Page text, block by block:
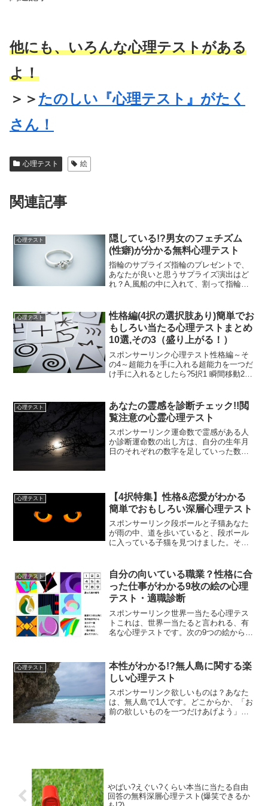
他にも、いろんな心理テストがある
よ！
＞＞ たのしい『心理テスト』がたく
さん！
心理テスト 絵
関連記事
心理テスト
隠している!?男女のフェチズム
(性癖)が分かる無料心理テスト
指輪のサプライズ指輪のプレゼントで、
あなたが良いと思うサプライズ演出はど
れ？A,風船の中に入れて、割って指輪を
り付けで指輪をプレゼント↓↓↓↓↓↓↓↓この
心理テス...
心理テスト
性格編(4択の選択肢あり)簡単でお
もしろい当たる心理テストまとめ
10選,その3（盛り上がる！）
スポンサーリンク心理テスト性格編～そ
の4～超能力を手に入れる超能力を一つだ
け手に入れるとしたら?5択1 瞬間移動2
スが分かります。1 体力2 性的能力3 ...
心理テスト
あなたの霊感を診断チェック!!閲
覧注意の心霊心理テスト
スポンサーリンク運命数で霊感がある人
か診断運命数の出し方は、自分の生年月
日のそれぞれの数字を足していった数字
心理テスト
【4択特集】性格&恋愛がわかる
簡単でおもしろい深層心理テスト
スポンサーリンク段ボールと子猫あなた
が雨の中、道を歩いていると、段ボール
に入っている子猫を見つけました。その
づくろいをしているD,こちらを、じっと
見つめている↓↓...
心理テスト
自分の向いている職業？性格に合
った仕事がわかる9枚の絵の心理
テスト・適職診断
スポンサーリンク世界一当たる心理テス
トこれは、世界一当たると言われる、有
名な心理テストです。次の9つの絵から、
忘れていない天真爛漫悩みという悩みが
なく、幸せを...
心理テスト
本性がわかる!?無人島に関する楽
しい心理テスト
スポンサーリンク欲しいものは？あなた
は、無人島で1人です。どこからか、「お
前の欲しいものを一つだけあげよう」と
やばい?えぐい?くらい本当に当たる自由
回答の無料深層心理テスト(爆笑できるか